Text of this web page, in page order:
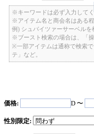
※キーワードは必ず入力して
※アイテム名と商会名はある
例) シュバイツァーサーベル
※ブースト検索の場合は、「
※一部アイテムは通称で検索
テ」など。
価格: D 〜
性別限定: